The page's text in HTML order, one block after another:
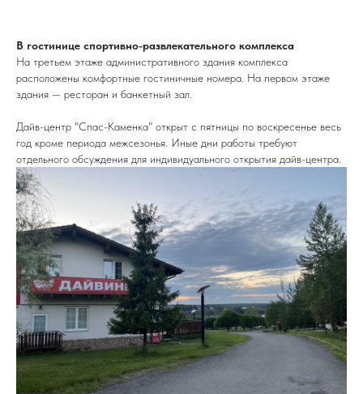
В гостинице спортивно-развлекательного комплекса
На третьем этаже административного здания комплекса
расположены комфортные гостиничные номера. На первом этаже
здания — ресторан и банкетный зал.
Дайв-центр "Спас-Каменка" открыт с пятницы по воскресенье весь
год кроме периода межсезонья. Иные дни работы требуют
отдельного обсуждения для индивидуального открытия дайв-центра.